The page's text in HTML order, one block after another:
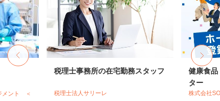
メント ＜
税理士事務所の在宅勤務スタッフ
税理士法人サリーレ
健康食品
ター
株式会社